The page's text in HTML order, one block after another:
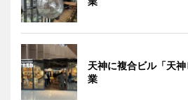
天神に複合ビル「天
業